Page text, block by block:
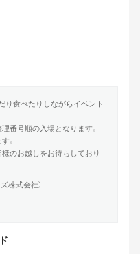
り食べたりしながらイベント
番号順の入場となります。
。
のお越しをお待ちしており
株式会社）